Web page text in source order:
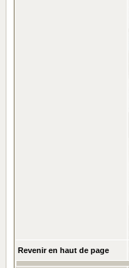
Revenir en haut de page